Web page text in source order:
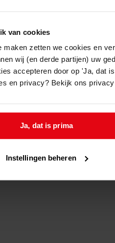
van cookies
maken zetten we cookies en
wij (en derde partijen) uw
accepteren door op 'Ja, dat
en privacy? Bekijk ons
Ja, dat is prima
Instellingen beheren
13
13